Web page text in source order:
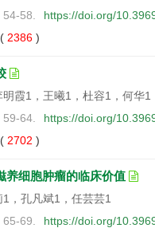
58.
https://doi.org/
( 2386 )
霞1，王曦1，杜容1，何华
64.
https://doi.org/
( 2702 )
养细胞肿瘤的临床价值
，孔凡斌1，任芸芸1
69.
https://doi.org/